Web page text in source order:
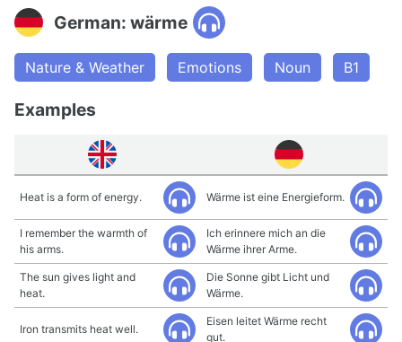
German: wärme
Nature & Weather Emotions Noun B1
Examples
Heat is a form of energy. Wärme ist eine Energieform.
I remember the warmth of
his arms.
Ich erinnere mich an die
Wärme ihrer Arme.
The sun gives light and
heat.
Die Sonne gibt Licht und
Wärme.
Iron transmits heat well.
Eisen leitet Wärme recht
gut.